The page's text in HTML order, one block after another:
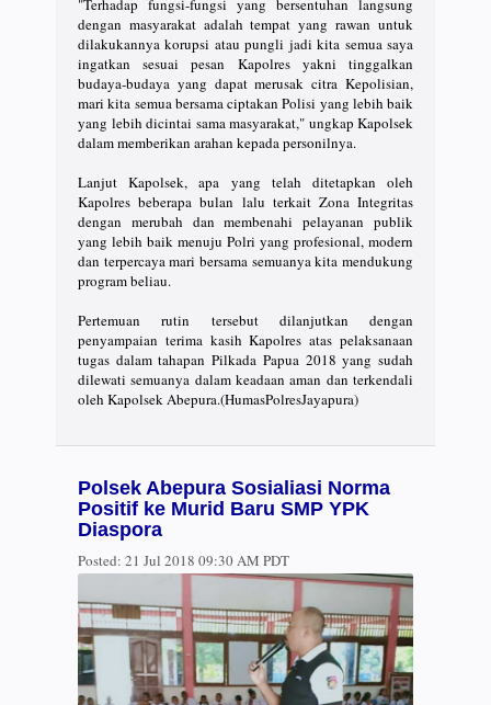
"Terhadap fungsi-fungsi yang bersentuhan langsung
dengan masyarakat adalah tempat yang rawan untuk
dilakukannya korupsi atau pungli jadi kita semua saya
ingatkan sesuai pesan Kapolres yakni tinggalkan
budaya-budaya yang dapat merusak citra Kepolisian,
mari kita semua bersama ciptakan Polisi yang lebih baik
yang lebih dicintai sama masyarakat," ungkap Kapolsek
dalam memberikan arahan kepada personilnya.
Lanjut Kapolsek, apa yang telah ditetapkan oleh
Kapolres beberapa bulan lalu terkait Zona Integritas
dengan merubah dan membenahi pelayanan publik
yang lebih baik menuju Polri yang profesional, modern
dan terpercaya mari bersama semuanya kita mendukung
program beliau.
Pertemuan rutin tersebut dilanjutkan dengan
penyampaian terima kasih Kapolres atas pelaksanaan
tugas dalam tahapan Pilkada Papua 2018 yang sudah
dilewati semuanya dalam keadaan aman dan terkendali
oleh Kapolsek Abepura.(HumasPolresJayapura)
Polsek Abepura Sosialiasi Norma
Positif ke Murid Baru SMP YPK
Diaspora
Posted: 21 Jul 2018 09:30 AM PDT